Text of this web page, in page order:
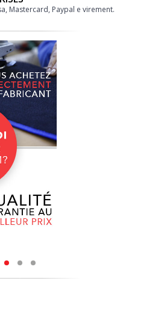
Mastercard, Paypal e virement.